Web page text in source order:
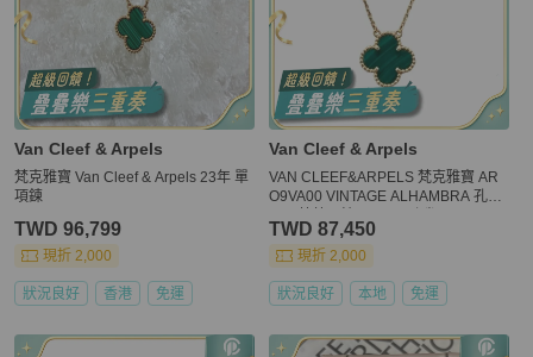
Van Cleef & Arpels
梵克雅寶 Van Cleef & Arpels 23年 單
項鍊
TWD 96,799
現折 2,000
狀況良好 香港 免運
Van Cleef & Arpels
VAN CLEEF&ARPELS 梵克雅寶 AR
O9VA00 VINTAGE ALHAMBRA 孔雀
TWD 87,450
現折 2,000
狀況良好 本地 免運